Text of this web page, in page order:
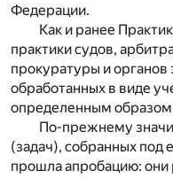
Федерации.
Как и ранее
практики судов,
прокуратуры и органов
обработанных в виде
определенным
По-прежнему
(задач), собранных под
прошла апробацию: они